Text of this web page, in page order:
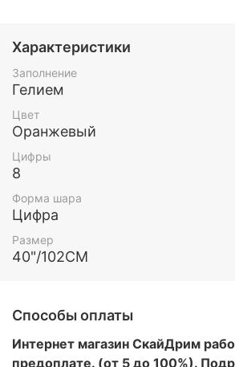
для дня рождения,
или просто поводом порадовать
человека необычным сюрпризом.
магией Шара Цифры 8 в виде Кота!
Характеристики
Заполнение
Гелием
Цвет
Оранжевый
Цифры
8
Форма шара
Цифра
Размер
40"/102СМ
Способы оплаты
Интернет магазин СкайДрим
предоплате. (от 5 до 100%).